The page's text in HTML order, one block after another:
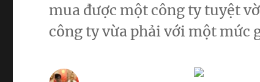
mua được một công ty tuyệt
công ty vừa phải với một